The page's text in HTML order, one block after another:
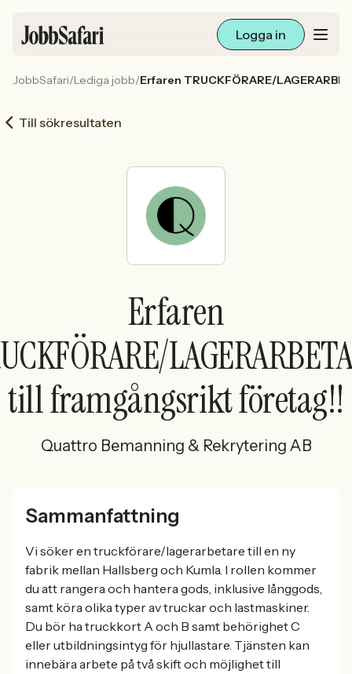
Logga in
Arbetsliv och karriär
För arbetsgivare
Sök med AI
Ny här? Skapa konto
JobbSafari/Lediga jobb/Erfaren TRUCKFÖRARE/
Till sökresultaten
Erfaren
till framgångsrikt företag!!
Quattro Bemanning & Rekrytering AB
Sammanfattning
Vi söker en truckförare/lagerarbetare till en ny
fabrik mellan Hallsberg och Kumla. I rollen kommer
du att rangera och hantera gods, inklusive långgods,
samt köra olika typer av truckar och lastmaskiner.
Du bör ha truckkort A och B samt behörighet C
eller utbildningsintyg för hjullastare. Tjänsten kan
innebära arbete på två skift och möjlighet till